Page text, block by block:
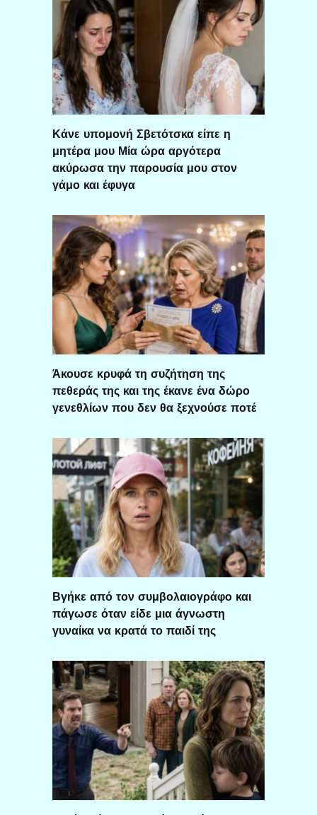
Κάνε υπομονή Σβετότσκα είπε η
μητέρα μου Μία ώρα αργότερα
ακύρωσα την παρουσία μου στον
γάμο και έφυγα
Άκουσε κρυφά τη συζήτηση της
πεθεράς της και της έκανε ένα δώρο
γενεθλίων που δεν θα ξεχνούσε ποτέ
Βγήκε από τον συμβολαιογράφο και
πάγωσε όταν είδε μια άγνωστη
γυναίκα να κρατά το παιδί της